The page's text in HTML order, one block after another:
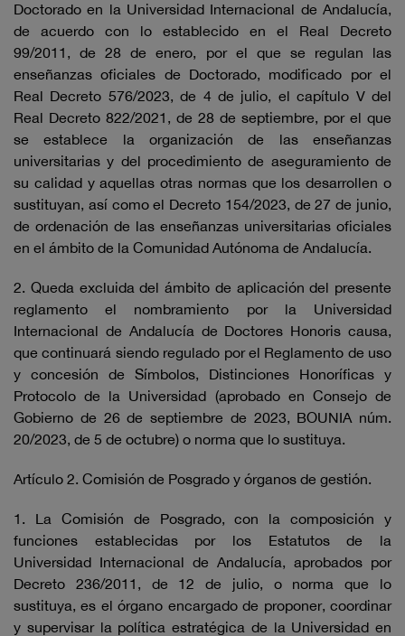
Doctorado en la Universidad Internacional de Andalucía,
de acuerdo con lo establecido en el Real Decreto
99/2011, de 28 de enero, por el que se regulan las
enseñanzas oficiales de Doctorado, modificado por el
Real Decreto 576/2023, de 4 de julio, el capítulo V del
Real Decreto 822/2021, de 28 de septiembre, por el que
se establece la organización de las enseñanzas
universitarias y del procedimiento de aseguramiento de
su calidad y aquellas otras normas que los desarrollen o
sustituyan, así como el Decreto 154/2023, de 27 de junio,
de ordenación de las enseñanzas universitarias oficiales
en el ámbito de la Comunidad Autónoma de Andalucía.
2. Queda excluida del ámbito de aplicación del presente
reglamento el nombramiento por la Universidad
Internacional de Andalucía de Doctores Honoris causa,
que continuará siendo regulado por el Reglamento de uso
y concesión de Símbolos, Distinciones Honoríficas y
Protocolo de la Universidad (aprobado en Consejo de
Gobierno de 26 de septiembre de 2023, BOUNIA núm.
20/2023, de 5 de octubre) o norma que lo sustituya.
Artículo 2. Comisión de Posgrado y órganos de gestión.
1. La Comisión de Posgrado, con la composición y
funciones establecidas por los Estatutos de la
Universidad Internacional de Andalucía, aprobados por
Decreto 236/2011, de 12 de julio, o norma que lo
sustituya, es el órgano encargado de proponer, coordinar
y supervisar la política estratégica de la Universidad en